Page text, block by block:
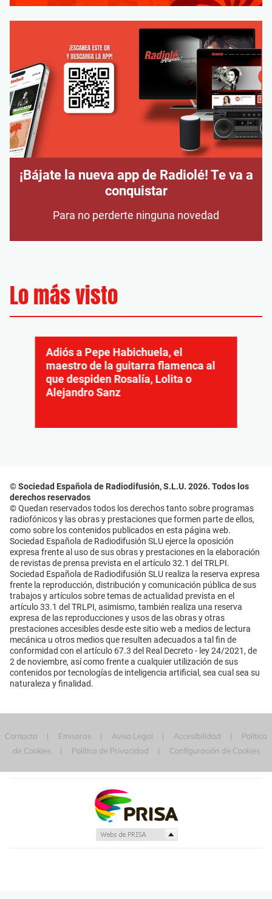
¡Bájate la nueva app de Radiolé! Te va a
conquistar
Para no perderte ninguna novedad
Lo más visto
Adiós a Pepe Habichuela, el
maestro de la guitarra flamenca al
que despiden Rosalía, Lolita o
Alejandro Sanz
© Sociedad Española de Radiodifusión, S.L.U. 2026. Todos los
derechos reservados
© Quedan reservados todos los derechos tanto sobre programas
radiofónicos y las obras y prestaciones que formen parte de ellos,
como sobre los contenidos publicados en esta página web.
Sociedad Española de Radiodifusión SLU ejerce la oposición
expresa frente al uso de sus obras y prestaciones en la elaboración
de revistas de prensa prevista en el artículo 32.1 del TRLPI.
Sociedad Española de Radiodifusión SLU realiza la reserva expresa
frente la reproducción, distribución y comunicación pública de sus
trabajos y artículos sobre temas de actualidad prevista en el
artículo 33.1 del TRLPI, asimismo, también realiza una reserva
expresa de las reproducciones y usos de las obras y otras
prestaciones accesibles desde este sitio web a medios de lectura
mecánica u otros medios que resulten adecuados a tal fin de
conformidad con el artículo 67.3 del Real Decreto - ley 24/2021, de
2 de noviembre, así como frente a cualquier utilización de sus
contenidos por tecnologías de inteligencia artificial, sea cual sea su
naturaleza y finalidad.
Contacta Emisoras Aviso Legal Accesibilidad
Política
de Cookies
Política de Privacidad Configuración de Cookies